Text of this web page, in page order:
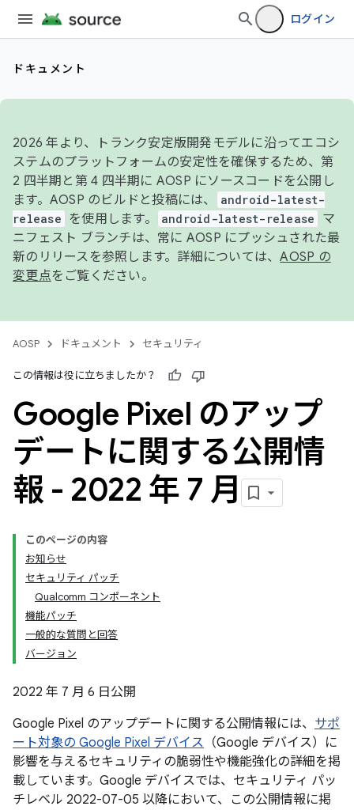
ログイン
ドキュメント
2026 年より、トランク安定版開発モデルに沿ってエコシ
ステムのプラットフォームの安定性を確保するため、第
2 四半期と第 4 四半期に AOSP にソースコードを公開し
ます。AOSP のビルドと投稿には、
android-latest-
release
を使用します。 android-latest-release
マ
ニフェスト ブランチは、常に AOSP にプッシュされた最
新のリリースを参照します。詳細については、AOSP の
変更点をご覧ください。
AOSP ドキュメント セキュリティ
この情報は役に立ちましたか？
Google Pixel のアップ
デートに関する公開情
報 - 2022 年 7 月
このページの内容
お知らせ
セキュリティ パッチ
Qualcomm コンポーネント
機能パッチ
一般的な質問と回答
バージョン
2022 年 7 月 6 日公開
Google Pixel のアップデートに関する公開情報には、 サポ
ート対象の Google Pixel デバイス （Google デバイス）に
影響を与えるセキュリティの脆弱性や機能強化の詳細を掲
載しています。Google デバイスでは、セキュリティ パッ
チレベル 2022-07-05 以降において、この公開情報に掲